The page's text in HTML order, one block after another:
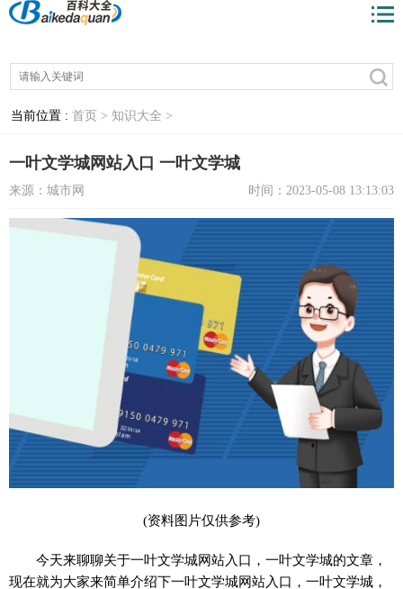
当前位置 : 首页 > 知识大全 >
一叶文学城网站入口 一叶文学城
来源：城市网 时间：2023-05-08 13:13:03
(资料图片仅供参考)
今天来聊聊关于一叶文学城网站入口，一叶文学城的文章，
现在就为大家来简单介绍下一叶文学城网站入口，一叶文学城，